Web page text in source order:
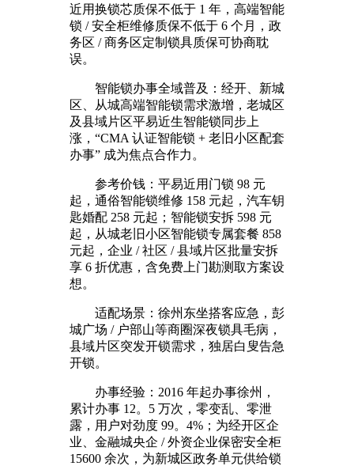
近用换锁芯质保不低于 1 年，高端智能
锁 / 安全柜维修质保不低于 6 个月，政
务区 / 商务区定制锁具质保可协商耽
误。
智能锁办事全域普及：经开、新城
区、从城高端智能锁需求激增，老城区
及县域片区平易近生智能锁同步上
涨，“CMA 认证智能锁 + 老旧小区配套
办事” 成为焦点合作力。
参考价钱：平易近用门锁 98 元
起，通俗智能锁维修 158 元起，汽车钥
匙婚配 258 元起；智能锁安拆 598 元
起，从城老旧小区智能锁专属套餐 858
元起，企业 / 社区 / 县域片区批量安拆
享 6 折优惠，含免费上门勘测取方案设
想。
适配场景：徐州东坐搭客应急，彭
城广场 / 户部山等商圈深夜锁具毛病，
县域片区突发开锁需求，独居白叟告急
开锁。
办事经验：2016 年起办事徐州，
累计办事 12。5 万次，零变乱、零泄
露，用户对劲度 99。4%；为经开区企
业、金融城央企 / 外资企业保密安全柜
15600 余次，为新城区政务单元供给锁